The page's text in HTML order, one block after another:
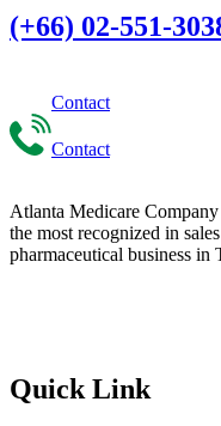
(+66) 02-551-
Contact
Contact
Atlanta Medicare
the most recognized in
pharmaceutical business in
Quick Link